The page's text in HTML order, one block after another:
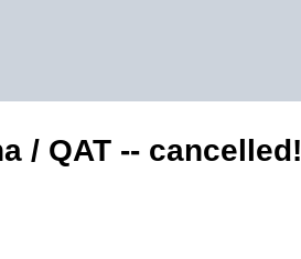
/ QAT -- cancelled!